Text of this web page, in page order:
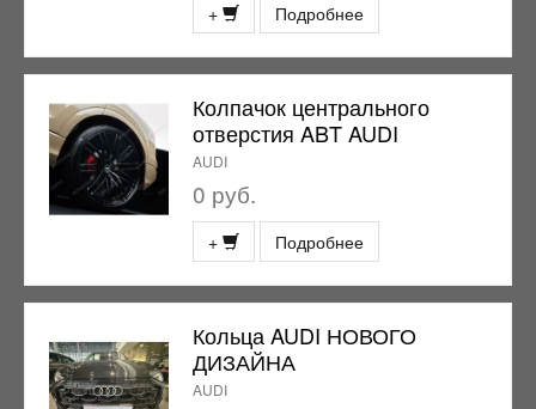
+ Подробнее
Колпачок центрального
отверстия ABT AUDI
AUDI
0 руб.
+ Подробнее
Кольца AUDI НОВОГО
ДИЗАЙНА
AUDI